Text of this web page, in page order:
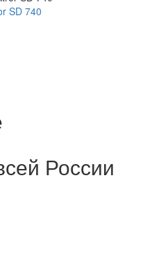
SD 740
России